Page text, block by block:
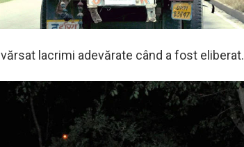
lacrimi adevărate când a fost eliberat.